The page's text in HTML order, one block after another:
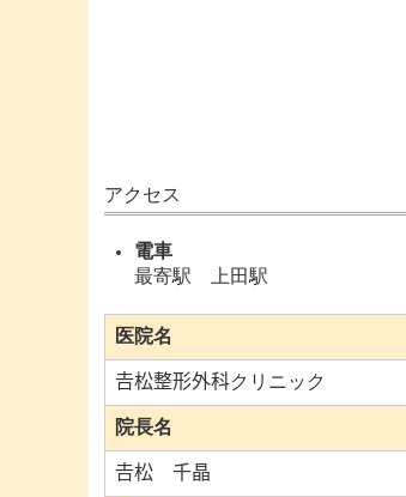
アクセス
電車
最寄駅 上田駅
医院名
𠮷松整形外科クリニック
院長名
𠮷松 千晶